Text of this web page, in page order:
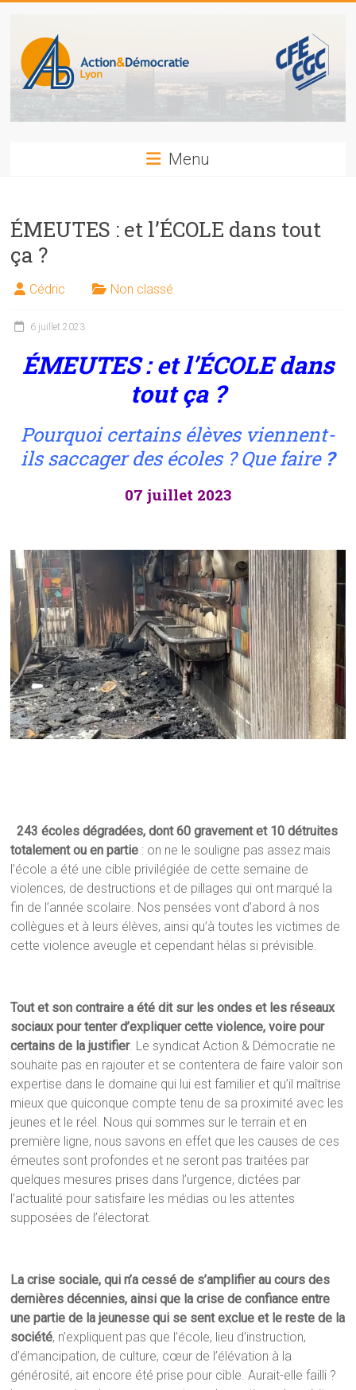
content
CFE-
CGC
LYON
Menu
ÉMEUTES : et l’ÉCOLE dans tout
ça ?
Cédric Non classé
6 juillet 2023
ÉMEUTES : et l’ÉCOLE dans
tout ça ?
Pourquoi certains élèves viennent-
ils saccager des écoles ? Que faire ?
07 juillet 2023
243 écoles dégradées, dont 60 gravement et 10 détruites
totalement ou en partie : on ne le souligne pas assez mais
l’école a été une cible privilégiée de cette semaine de
violences, de destructions et de pillages qui ont marqué la
fin de l’année scolaire. Nos pensées vont d’abord à nos
collègues et à leurs élèves, ainsi qu’à toutes les victimes de
cette violence aveugle et cependant hélas si prévisible.
Tout et son contraire a été dit sur les ondes et les réseaux
sociaux pour tenter d’expliquer cette violence, voire pour
certains de la justifier. Le syndicat Action & Démocratie ne
souhaite pas en rajouter et se contentera de faire valoir son
expertise dans le domaine qui lui est familier et qu’il maîtrise
mieux que quiconque compte tenu de sa proximité avec les
jeunes et le réel. Nous qui sommes sur le terrain et en
première ligne, nous savons en effet que les causes de ces
émeutes sont profondes et ne seront pas traitées par
quelques mesures prises dans l’urgence, dictées par
l’actualité pour satisfaire les médias ou les attentes
supposées de l’électorat.
La crise sociale, qui n’a cessé de s’amplifier au cours des
dernières décennies, ainsi que la crise de confiance entre
une partie de la jeunesse qui se sent exclue et le reste de la
société, n’expliquent pas que l’école, lieu d’instruction,
d’émancipation, de culture, cœur de l’élévation à la
générosité, ait encore été prise pour cible. Aurait-elle failli ?